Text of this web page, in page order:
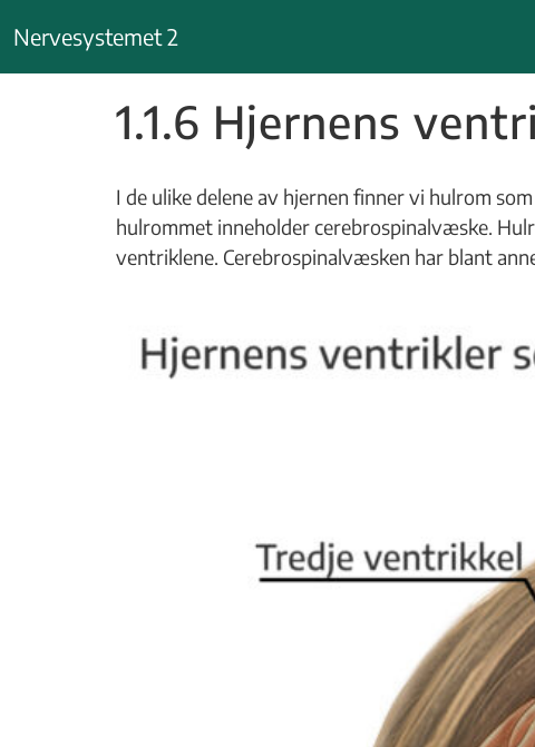
til
innhold
Nervesystemet 2
1.1.6 Hjernens
I de ulike delene av hjernen finner vi hulrom
hulrommet inneholder cerebrospinalvæske.
ventriklene. Cerebrospinalvæsken har blant